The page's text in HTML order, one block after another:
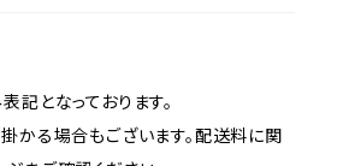
記となっております。
かる場合もございます。配送料に関